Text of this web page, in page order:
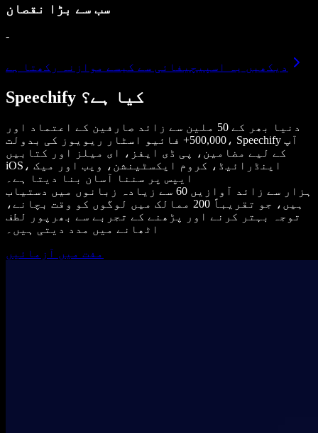
سب سے بڑا نقصان
-
دیکھیں یہ اسپیچیفائی سے کیسے موازنہ رکھتا ہے
Speechify کیا ہے؟
دنیا بھر کے 50 ملین سے زائد صارفین کے اعتماد اور
500,000+ فائیو اسٹار ریویوز کی بدولت، Speechify آپ
کے لیے مضامین، پی ڈی ایفز، ای میلز اور کتابیں
iOS، اینڈرائیڈ، کروم ایکسٹینشن، ویب اور میک
ایپس پر سننا آسان بنا دیتا ہے۔
ہزار سے زائد آوازیں 60 سے زیادہ زبانوں میں دستیاب
ہیں، جو تقریباً 200 ممالک میں لوگوں کو وقت بچانے،
توجہ بہتر کرنے اور پڑھنے کے تجربے سے بھرپور لطف
اٹھانے میں مدد دیتی ہیں۔
مفت میں آزمائیں